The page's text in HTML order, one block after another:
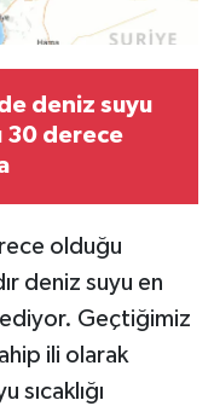
deniz suyu
30 derece
olduğu
deniz suyu en
ediyor. Geçtiğimiz
ili olarak
sıcaklığı